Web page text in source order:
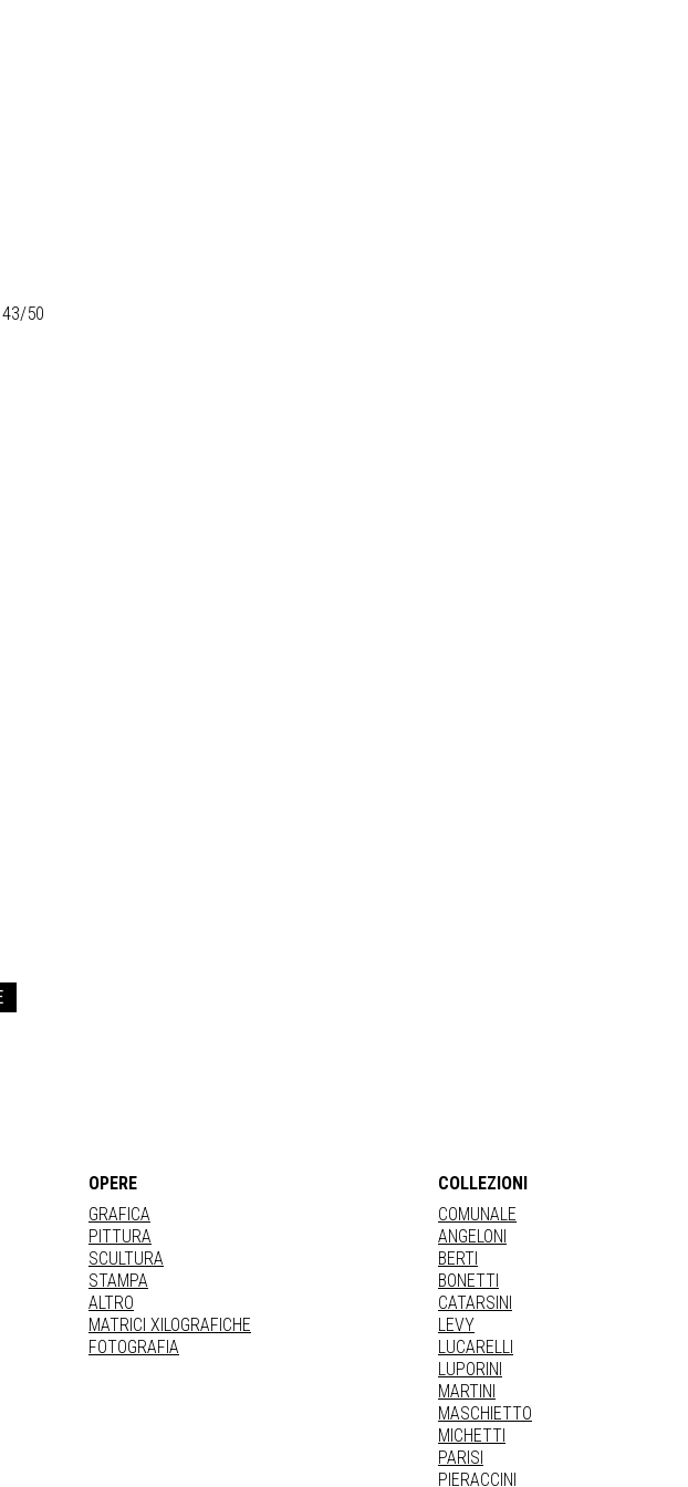
50
OPERE
GRAFICA
PITTURA
SCULTURA
STAMPA
ALTRO
MATRICI XILOGRAFICHE
FOTOGRAFIA
COLLEZIONI
COMUNALE
ANGELONI
BERTI
BONETTI
CATARSINI
LEVY
LUCARELLI
LUPORINI
MARTINI
MASCHIETTO
MICHETTI
PARISI
PIERACCINI